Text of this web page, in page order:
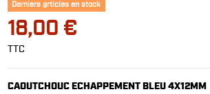
Derniers articles en stock
18,00 €
TTC
CAOUTCHOUC ECHAPPEMENT BLEU 4X12MM